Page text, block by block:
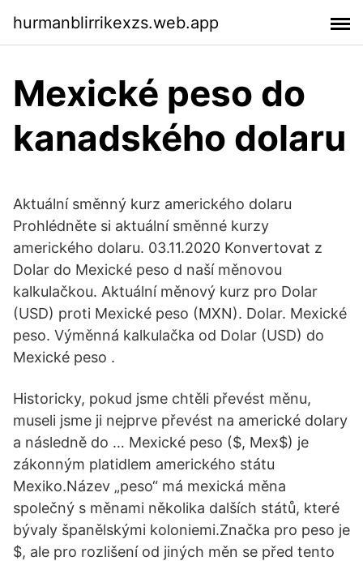
hurmanblirrikexzs.web.app
Mexické peso do
kanadského dolaru
Aktuální směnný kurz amerického dolaru
Prohlédněte si aktuální směnné kurzy
amerického dolaru. 03.11.2020 Konvertovat z
Dolar do Mexické peso d naší měnovou
kalkulačkou. Aktuální měnový kurz pro Dolar
(USD) proti Mexické peso (MXN). Dolar. Mexické
peso. Výměnná kalkulačka od Dolar (USD) do
Mexické peso .
Historicky, pokud jsme chtěli převést měnu,
museli jsme ji nejprve převést na americké dolary
a následně do … Mexické peso ($, Mex$) je
zákonným platidlem amerického státu
Mexiko.Název „peso“ má mexická měna
společný s měnami několika dalších států, které
bývaly španělskými koloniemi.Značka pro peso je
$, ale pro rozlišení od jiných měn se před tento